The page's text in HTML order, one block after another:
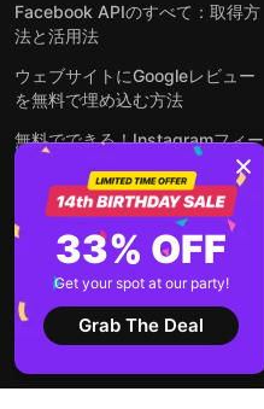
Facebook APIのすべて：取得方
法と活用法
ウェブサイトにGoogleレビュー
を無料で埋め込む方法
無料でできる！Instagramフィー
ドをウェブサイトに埋め込む方法
どんなウェブサイトにも無料でフ
ォームを埋め込む方法
WordPressサイトにLinkedInフ
ィードを埋め込む方法は？
全ての投稿を見る
33% OFF
Get your spot at our party!
Grab The Deal